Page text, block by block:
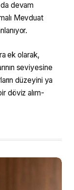
da devam
Mevduat
ek olarak,
seviyesine
düzeyini ya
döviz alım-